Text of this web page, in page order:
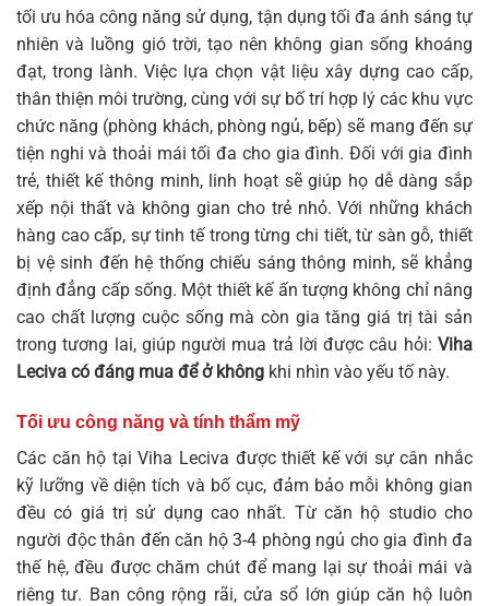
tối ưu hóa công năng sử dụng, tận dụng tối đa ánh sáng tự
nhiên và luồng gió trời, tạo nên không gian sống khoáng
đạt, trong lành. Việc lựa chọn vật liệu xây dựng cao cấp,
thân thiện môi trường, cùng với sự bố trí hợp lý các khu vực
chức năng (phòng khách, phòng ngủ, bếp) sẽ mang đến sự
tiện nghi và thoải mái tối đa cho gia đình. Đối với gia đình
trẻ, thiết kế thông minh, linh hoạt sẽ giúp họ dễ dàng sắp
xếp nội thất và không gian cho trẻ nhỏ. Với những khách
hàng cao cấp, sự tinh tế trong từng chi tiết, từ sàn gỗ, thiết
bị vệ sinh đến hệ thống chiếu sáng thông minh, sẽ khẳng
định đẳng cấp sống. Một thiết kế ấn tượng không chỉ nâng
cao chất lượng cuộc sống mà còn gia tăng giá trị tài sản
trong tương lai, giúp người mua trả lời được câu hỏi: Viha
Leciva có đáng mua để ở không khi nhìn vào yếu tố này.
Tối ưu công năng và tính thẩm mỹ
Các căn hộ tại Viha Leciva được thiết kế với sự cân nhắc
kỹ lưỡng về diện tích và bố cục, đảm bảo mỗi không gian
đều có giá trị sử dụng cao nhất. Từ căn hộ studio cho
người độc thân đến căn hộ 3-4 phòng ngủ cho gia đình đa
thế hệ, đều được chăm chút để mang lại sự thoải mái và
riêng tư. Ban công rộng rãi, cửa sổ lớn giúp căn hộ luôn